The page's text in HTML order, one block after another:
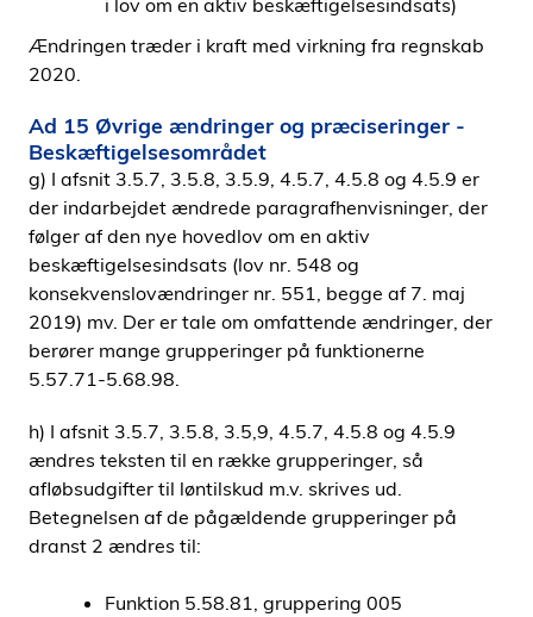
i lov om en aktiv beskæftigelsesindsats)
Ændringen træder i kraft med virkning fra regnskab
2020.
Ad 15 Øvrige ændringer og præciseringer -
Beskæftigelsesområdet
g) I afsnit 3.5.7, 3.5.8, 3.5.9, 4.5.7, 4.5.8 og 4.5.9 er
der indarbejdet ændrede paragrafhenvisninger, der
følger af den nye hovedlov om en aktiv
beskæftigelsesindsats (lov nr. 548 og
konsekvenslovændringer nr. 551, begge af 7. maj
2019) mv. Der er tale om omfattende ændringer, der
berører mange grupperinger på funktionerne
5.57.71-5.68.98.
h) I afsnit 3.5.7, 3.5.8, 3.5,9, 4.5.7, 4.5.8 og 4.5.9
ændres teksten til en række grupperinger, så
afløbsudgifter til løntilskud m.v. skrives ud.
Betegnelsen af de pågældende grupperinger på
dranst 2 ændres til:
Funktion 5.58.81, gruppering 005